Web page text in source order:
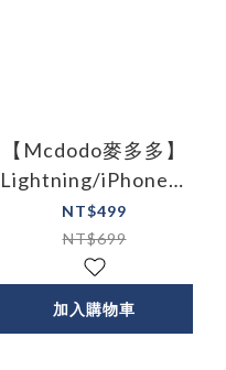
【Mcdodo麥多多】
Lightning/iPhone充
電線傳輸線快充線編織
功率數顯 宙斯系列
1.2M
NT$499
NT$699
加入購物車